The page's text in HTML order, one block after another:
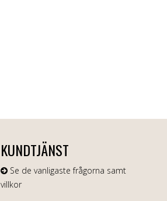
KUNDTJÄNST
Se de vanligaste frågorna samt
villkor